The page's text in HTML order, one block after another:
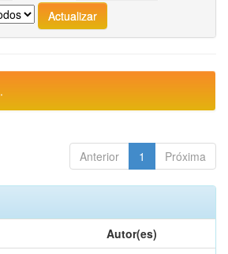
Anterior 1 Próxima
Autor(es)